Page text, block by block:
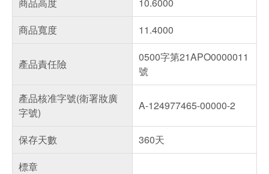
商品寬度
11.4000
產品責任險
0500字第21APO0000011
號
產品核准字號(衛署妝廣
字號)
A-124977465-00000-2
保存天數
360天
標章